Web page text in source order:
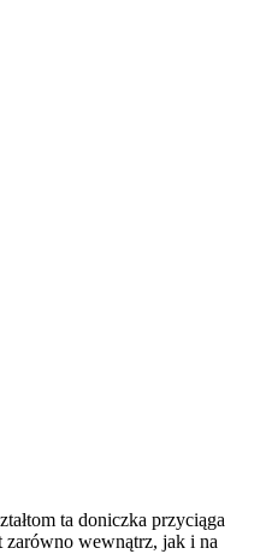
ta doniczka przyciąga
wewnątrz, jak i na